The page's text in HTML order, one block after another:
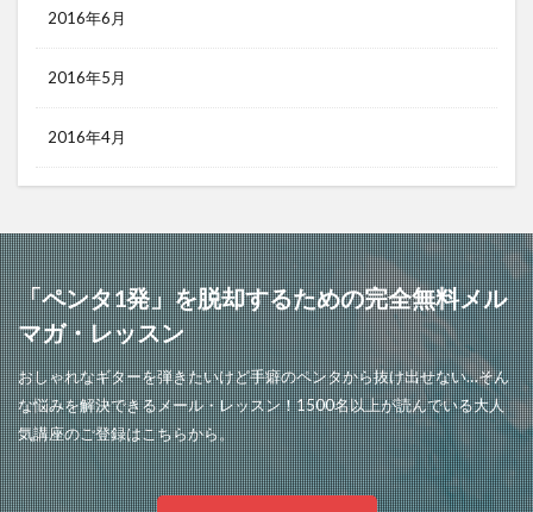
2016年6月
2016年5月
2016年4月
「ペンタ1発」を脱却するための完全無料メル
マガ・レッスン
おしゃれなギターを弾きたいけど手癖のペンタから抜け出せない…そん
な悩みを解決できるメール・レッスン！1500名以上が読んでいる大人
気講座のご登録はこちらから。